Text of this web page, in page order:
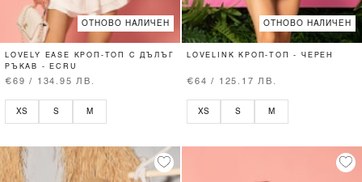
ОТНОВО НАЛИЧЕН
LOVELY EASE КРОП-ТОП С ДЪЛЪГ
РЪКАВ - ECRU
€69 / 134.95 ЛВ.
XS S M
ОТНОВО НАЛИЧЕН
LOVELINK КРОП-ТОП - ЧЕРЕН
€64 / 125.17 ЛВ.
XS S M